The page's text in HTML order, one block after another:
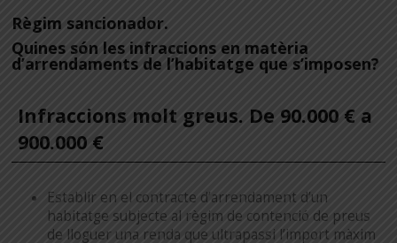
Règim sancionador.
Quines són les infraccions en matèria
d’arrendaments de l’habitatge que s’imposen?
Infraccions molt greus. De 90.000 € a
900.000 €
Establir en el contracte d’arrendament d’un
habitatge subjecte al règim de contenció de preus
de lloguer una renda que ultrapassi l’import màxim